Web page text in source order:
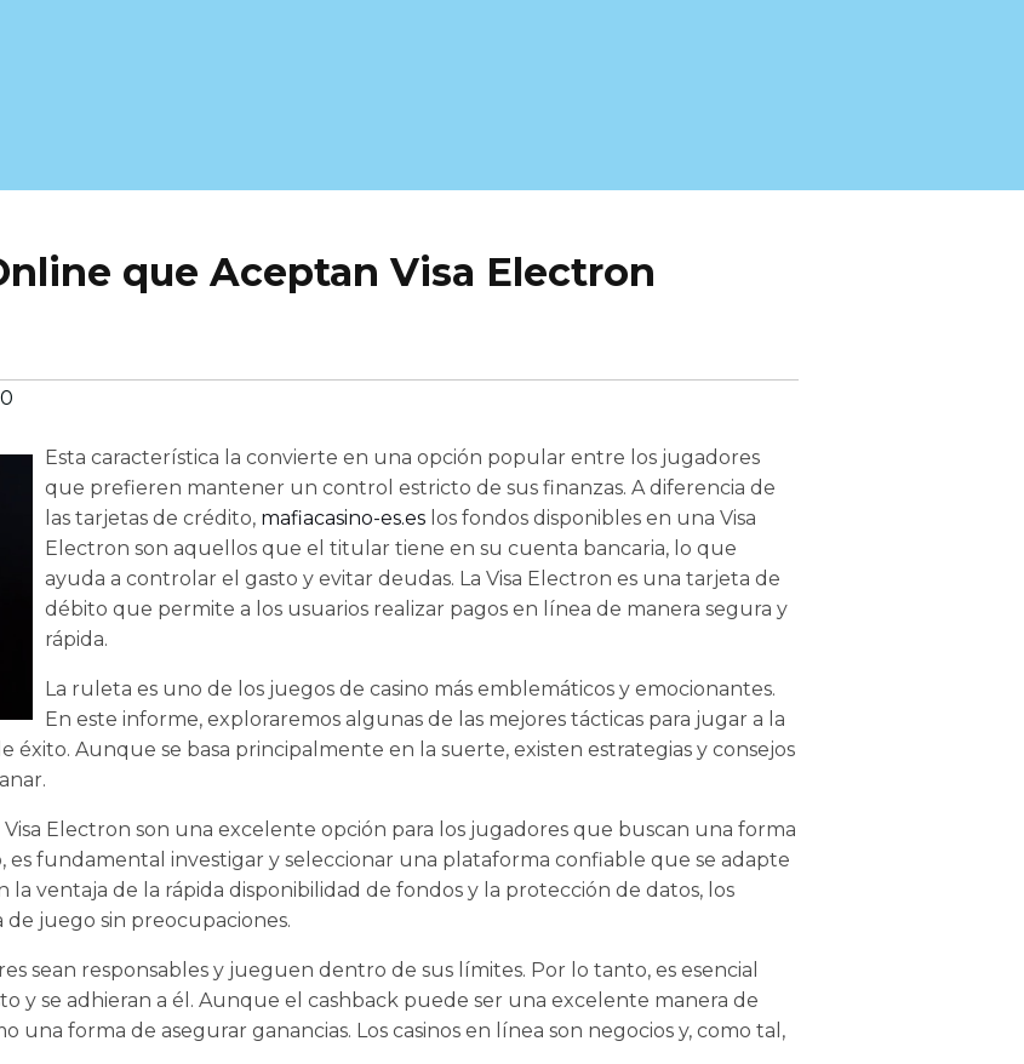
que Aceptan Visa Electron
Esta característica la convierte en una opción popular entre los jugadores
que prefieren mantener un control estricto de sus finanzas. A diferencia de
las tarjetas de crédito, mafiacasino-es.eslos fondos disponibles en una Visa
Electron son aquellos que el titular tiene en su cuenta bancaria, lo que
ayuda a controlar el gasto y evitar deudas. La Visa Electron es una tarjeta de
débito que permite a los usuarios realizar pagos en línea de manera segura y
rápida.
La ruleta es uno de los juegos de casino más emblemáticos y emocionantes.
En este informe, exploraremos algunas de las mejores tácticas para jugar a la
Aunque se basa principalmente en la suerte, existen estrategias y consejos
Electron son una excelente opción para los jugadores que buscan una forma
es fundamental investigar y seleccionar una plataforma confiable que se adapte
la ventaja de la rápida disponibilidad de fondos y la protección de datos, los
juego sin preocupaciones.
sean responsables y jueguen dentro de sus límites. Por lo tanto, es esencial
y se adhieran a él. Aunque el cashback puede ser una excelente manera de
una forma de asegurar ganancias. Los casinos en línea son negocios y, como tal,